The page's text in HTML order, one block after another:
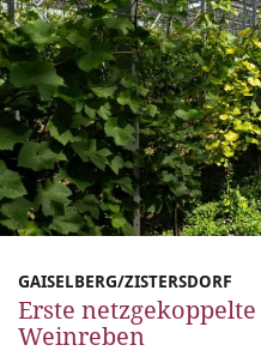
GAISELBERG/ZISTERSDORF
Erste
Weinreben